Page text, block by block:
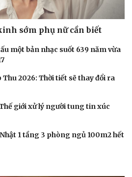
sớm phụ nữ cần biết
một bản nhạc suốt 639 năm vừa
2026: Thời tiết sẽ thay đổi ra
giới xử lý người tung tin xúc
1 tầng 3 phòng ngủ 100m2 hết